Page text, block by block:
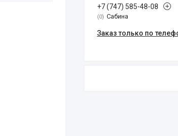
+7 (747) 585-48-08
0 Сабина
Заказ только по